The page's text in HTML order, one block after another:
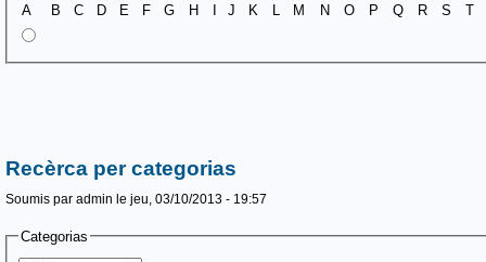
A B C D E F G H I J K L M N O P Q R S T
Recèrca per categorias
Soumis par admin le jeu, 03/10/2013 - 19:57
Categorias